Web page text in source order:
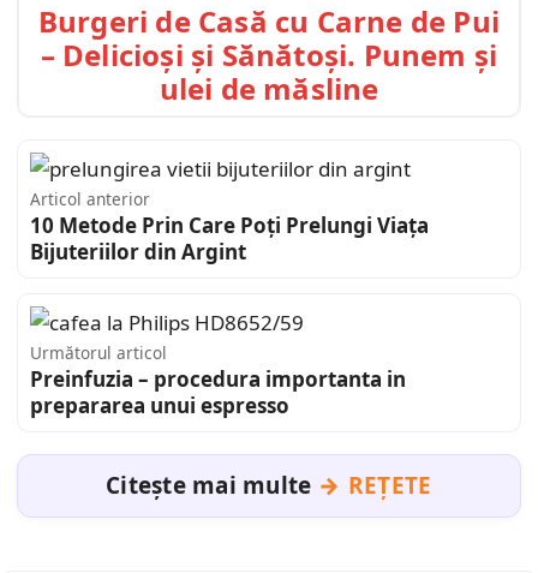
Burgeri de Casă cu Carne de Pui
– Delicioși și Sănătoși. Punem și
ulei de măsline
Articol anterior
10 Metode Prin Care Poți Prelungi Viața
Bijuteriilor din Argint
Următorul articol
Preinfuzia – procedura importanta in
prepararea unui espresso
Citește mai multe REȚETE